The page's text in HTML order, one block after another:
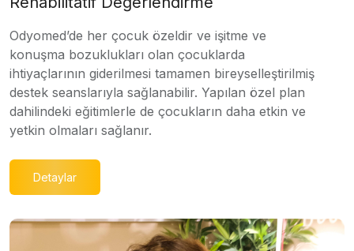
Odyomed’de her çocuk özeldir ve işitme ve
konuşma bozuklukları olan çocuklarda
ihtiyaçlarının giderilmesi tamamen bireyselleştirilmiş
destek seanslarıyla sağlanabilir. Yapılan özel plan
dahilindeki eğitimlerle de çocukların daha etkin ve
yetkin olmaları sağlanır.
Detaylar